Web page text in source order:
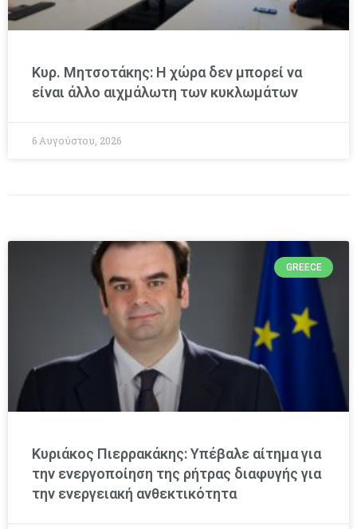
Κυρ. Μητσοτάκης: Η χώρα δεν μπορεί να
είναι άλλο αιχμάλωτη των κυκλωμάτων
6 Αυγούστου, 2026
GREECE
Κυριάκος Πιερρακάκης: Υπέβαλε αίτημα για
την ενεργοποίηση της ρήτρας διαφυγής για
την ενεργειακή ανθεκτικότητα